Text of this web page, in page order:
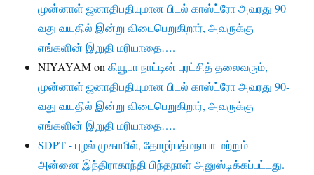
முன்னாள் ஜனாதிபதியுமான பிடல் காஸ்ட்ரோ அவரது 90-
வது வயதில் இன்று விடைபெறுகிறார், அவருக்கு
எங்களின் இறுதி மரியாதை….
NIYAYAMonகியூபா நாட்டின் புரட்சித் தலைவரும்,
முன்னாள் ஜனாதிபதியுமான பிடல் காஸ்ட்ரோ அவரது 90-
வது வயதில் இன்று விடைபெறுகிறார், அவருக்கு
எங்களின் இறுதி மரியாதை….
SDPT - புழல் முகாமில், தோழர்பத்மநாபா மற்றும்
அன்னை இந்திராகாந்தி பிந்தநாள் அனுஸ்டிக்கப்பட்டது.